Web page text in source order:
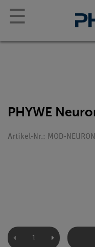
☰
PHYWE
Artikel-Nr.: MOD-